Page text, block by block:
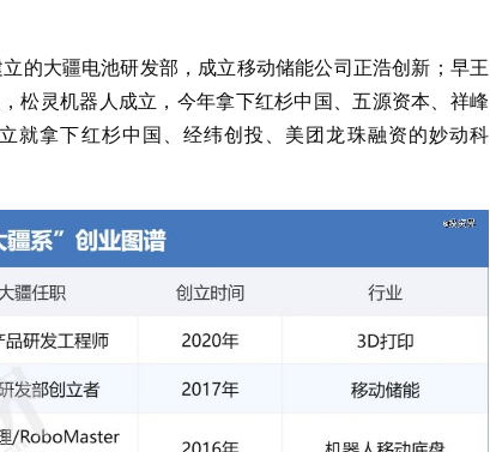
的大疆电池研发部，成立移动储能公司正浩创新；早王
松灵机器人成立，今年拿下红杉中国、五源资本、祥峰
就拿下红杉中国、经纬创投、美团龙珠融资的妙动科